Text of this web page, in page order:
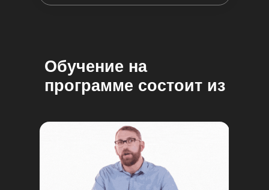
Обучение на
программе состоит из